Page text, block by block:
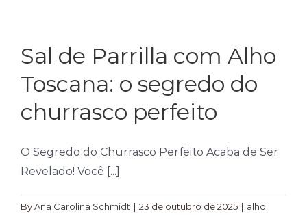
Temperos
Verduras
Tomates
Sal de Parrilla com Alho
Toscana: o segredo do
churrasco perfeito
O Segredo do Churrasco Perfeito Acaba de Ser
Revelado! Você [...]
ByAna Carolina Schmidt | 23 de outubro de 2025 | alho